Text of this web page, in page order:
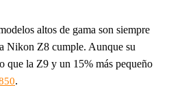
altos de gama son siempre
Nikon Z8 cumple. Aunque su
que la Z9 y un 15% más pequeño
.